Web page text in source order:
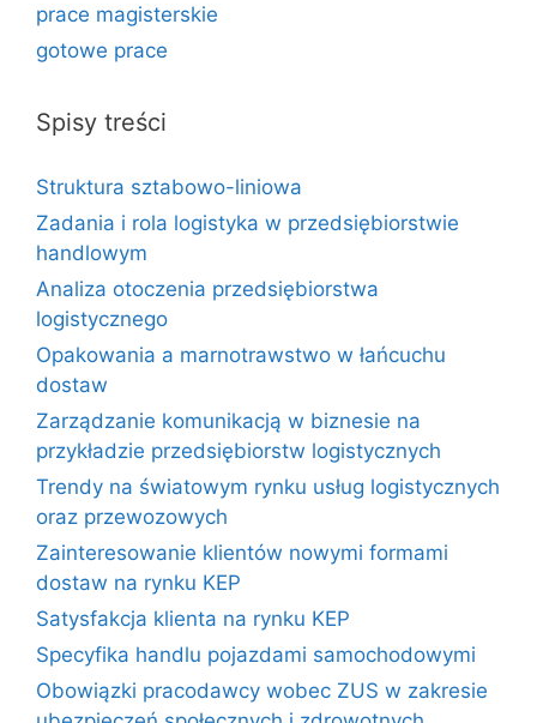
prace magisterskie
gotowe prace
Spisy treści
Struktura sztabowo-liniowa
Zadania i rola logistyka w przedsiębiorstwie
handlowym
Analiza otoczenia przedsiębiorstwa
logistycznego
Opakowania a marnotrawstwo w łańcuchu
dostaw
Zarządzanie komunikacją w biznesie na
przykładzie przedsiębiorstw logistycznych
Trendy na światowym rynku usług logistycznych
oraz przewozowych
Zainteresowanie klientów nowymi formami
dostaw na rynku KEP
Satysfakcja klienta na rynku KEP
Specyfika handlu pojazdami samochodowymi
Obowiązki pracodawcy wobec ZUS w zakresie